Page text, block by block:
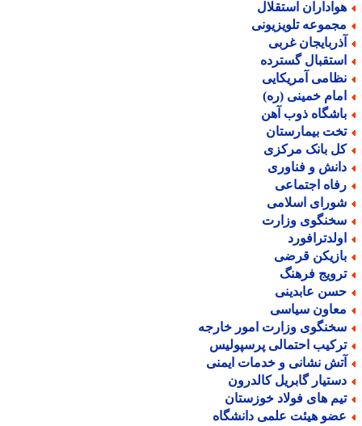
استقلال
تلویزیونی
غربی
گسترده
آمریکایی
خمینی (ره)
ذوب آهن
بیمارستان
بانک مرکزی
و فناوری
اجتماعی
اسلامی
وزارت
قرضی
فرهنگ
عابدینی
سیاسی
وزارت امور خارجه
احتمالی پرسپولیس
نشانی و خدمات ایمنی
گابریل کالدرون
های فولاد خوزستان
هیئت علمی دانشگاه